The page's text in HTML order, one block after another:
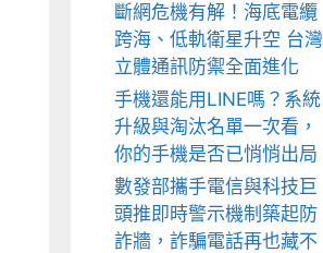
斷網危機有解！海底電纜
跨海、低軌衛星升空 台灣
立體通訊防禦全面進化
手機還能用LINE嗎？系統
升級與淘汰名單一次看，
你的手機是否已悄悄出局
數發部攜手電信與科技巨
頭推即時警示機制築起防
詐牆，詐騙電話再也藏不